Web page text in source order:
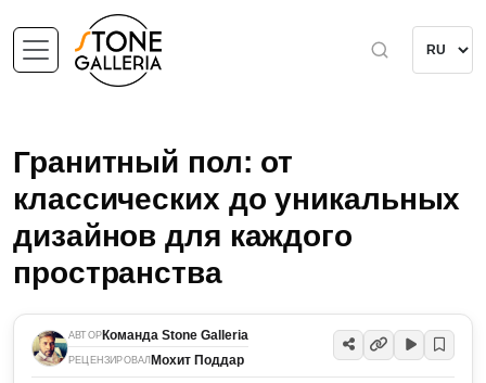
Гранитный пол: от
классических до уникальных
дизайнов для каждого
пространства
АВТОР Команда Stone Galleria
РЕЦЕНЗИРОВАЛ Мохит Поддар